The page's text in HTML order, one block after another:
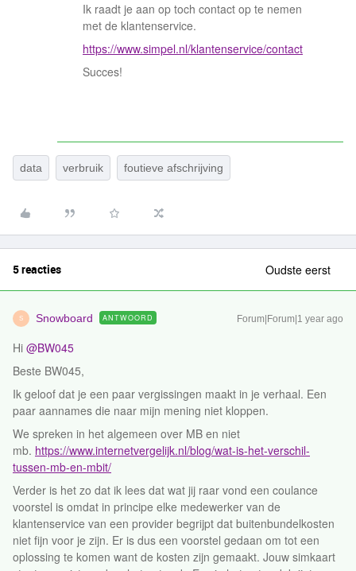
Ik raadt je aan op toch contact op te nemen
met de klantenservice.
https://www.simpel.nl/klantenservice/contact
Succes!
data verbruik foutieve afschrijving
5 reacties Oudste eerst
S Snowboard ANTWOORD Forum|Forum|1 year ago
Hi ​ @BW045
Beste BW045,
Ik geloof dat je een paar vergissingen maakt in je verhaal. Een
paar aannames die naar mijn mening niet kloppen.
We spreken in het algemeen over MB en niet
mb. https://www.internetvergelijk.nl/blog/wat-is-het-verschil-
tussen-mb-en-mbit/
Verder is het zo dat ik lees dat wat jij raar vond een coulance
voorstel is omdat in principe elke medewerker van de
klantenservice van een provider begrijpt dat buitenbundelkosten
niet fijn voor je zijn. Er is dus een voorstel gedaan om tot een
oplossing te komen want de kosten zijn gemaakt. Jouw simkaart